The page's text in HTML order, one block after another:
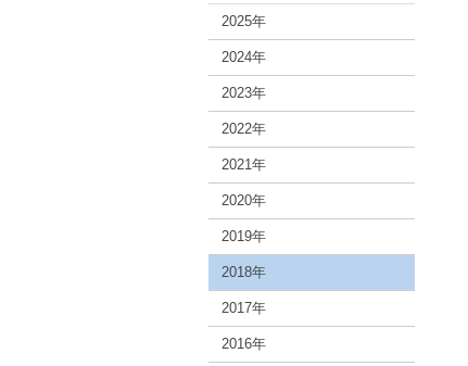
2025年
2024年
2023年
2022年
2021年
2020年
2019年
2018年
2017年
2016年